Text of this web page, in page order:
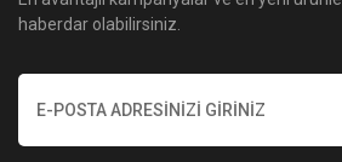
haberdar olabilirsiniz.